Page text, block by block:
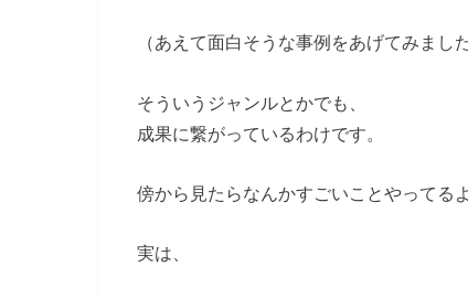
（あえて面白そうな事例をあげてみました
そういうジャンルとかでも、
成果に繋がっているわけです。
傍から見たらなんかすごいことやってる
実は、